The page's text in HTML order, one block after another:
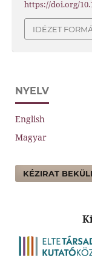
https://doi.org/
IDÉZET
NYELV
English
Magyar
KÉZIRAT